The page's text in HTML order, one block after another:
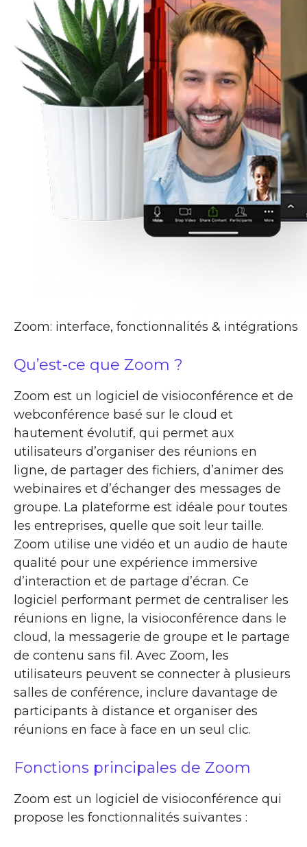
Zoom: interface, fonctionnalités & intégrations
Qu’est-ce que Zoom ?
Zoom est un logiciel de visioconférence et de
webconférence basé sur le cloud et
hautement évolutif, qui permet aux
utilisateurs d’organiser des réunions en
ligne, de partager des fichiers, d’animer des
webinaires et d’échanger des messages de
groupe. La plateforme est idéale pour toutes
les entreprises, quelle que soit leur taille.
Zoom utilise une vidéo et un audio de haute
qualité pour une expérience immersive
d’interaction et de partage d’écran. Ce
logiciel performant permet de centraliser les
réunions en ligne, la visioconférence dans le
cloud, la messagerie de groupe et le partage
de contenu sans fil. Avec Zoom, les
utilisateurs peuvent se connecter à plusieurs
salles de conférence, inclure davantage de
participants à distance et organiser des
réunions en face à face en un seul clic.
Fonctions principales de Zoom
Zoom est un logiciel de visioconférence qui
propose les fonctionnalités suivantes :